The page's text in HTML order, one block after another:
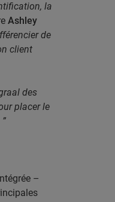
la
Ashley
de
client
des
placer le
–